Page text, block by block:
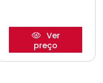
Ver
preço